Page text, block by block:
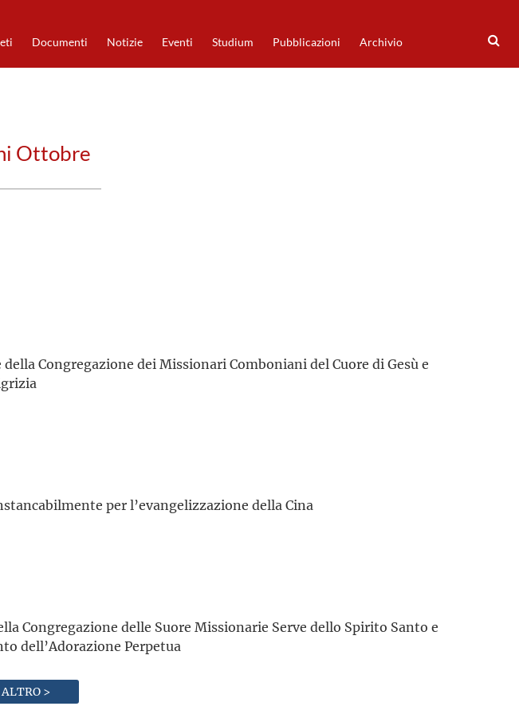
Documenti Notizie Eventi Studium Pubblicazioni Archivio
Ottobre
Congregazione dei Missionari Comboniani del Cuore di Gesù e
per l’evangelizzazione della Cina
Congregazione delle Suore Missionarie Serve dello Spirito Santo e
dell’Adorazione Perpetua
>